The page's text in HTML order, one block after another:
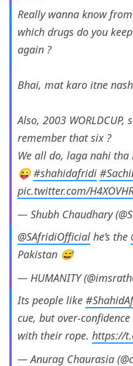
Really wanna know from
which drugs do you
again ?
Bhai, mat karo itne
Also, 2003
remember that six ?
We all do, laga nahi tha
😜#shahidafridi
pic.twitter.com/
— Shubh Chaudhary
@SAfridiOfficial he’s the
Pakistan 😅
— HUMANITY
Its people like
cue, but over-
with their rope. https://
— Anurag Chaurasia